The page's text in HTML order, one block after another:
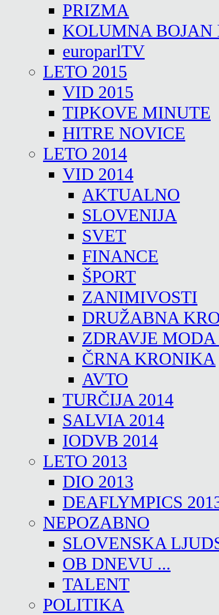
PRIZMA
KOLUMNA BOJAN
europarlTV
LETO 2015
VID 2015
TIPKOVE MINUTE
HITRE NOVICE
LETO 2014
VID 2014
AKTUALNO
SLOVENIJA
SVET
FINANCE
ŠPORT
ZANIMIVOSTI
DRUŽABNA
ZDRAVJE
ČRNA KRONIKA
AVTO
TURČIJA 2014
SALVIA 2014
IODVB 2014
LETO 2013
DIO 2013
DEAFLYMPICS
NEPOZABNO
SLOVENSKA
OB DNEVU ...
TALENT
POLITIKA